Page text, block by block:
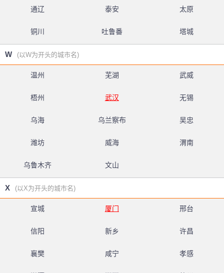
通辽 泰安 太原
铜川 吐鲁番 塔城
W (以W为开头的城市名)
温州 芜湖 武威
梧州 武汉 无锡
乌海 乌兰察布 吴忠
潍坊 威海 渭南
乌鲁木齐 文山
X (以X为开头的城市名)
宣城 厦门 邢台
信阳 新乡 许昌
襄樊 咸宁 孝感